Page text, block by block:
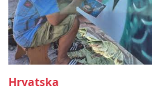
Hrvatska